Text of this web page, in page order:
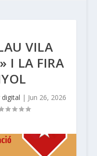
VILA
I LA FIRA
| Jun 26, 2026